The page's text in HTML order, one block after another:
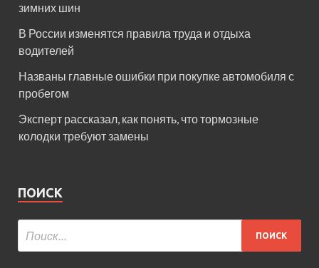
зимних шин
В России изменятся правила труда и отдыха
водителей
Названы главные ошибки при покупке автомобиля с
пробегом
Эксперт рассказал, как понять, что тормозные
колодки требуют замены
ПОИСК